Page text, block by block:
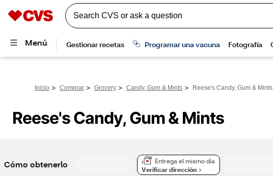
Inicio > Comprar > Grocery > Candy, Gum & Mints > Reese's Candy, Gum & Mints
Reese's Candy, Gum & Mints
Cómo obtenerlo
Entrega el mismo día
Verificar dirección